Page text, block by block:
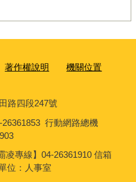
著作權說明 機關位置
路四段247號
行動網路總機
凌專線】04-26361910 信箱
位：人事室